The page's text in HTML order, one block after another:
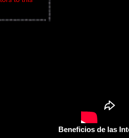
Beneficios de las